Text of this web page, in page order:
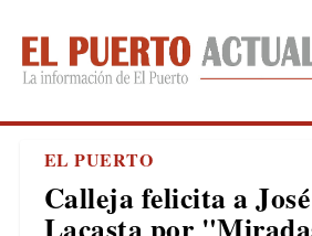
EL PUERTO
Calleja felicita a